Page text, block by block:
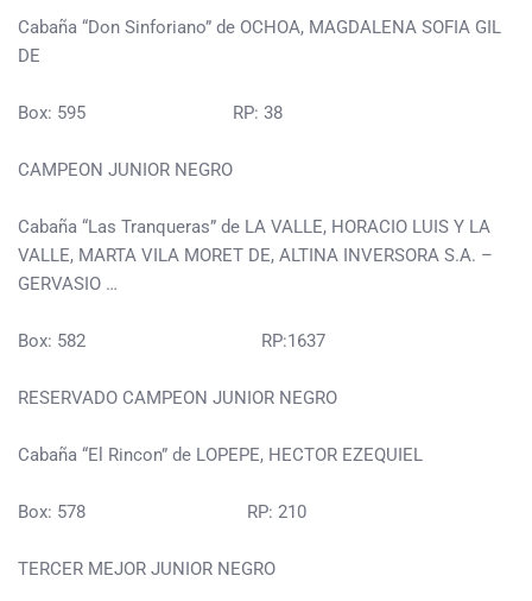
Cabaña “Don Sinforiano” de OCHOA, MAGDALENA SOFIA GIL
DE
Box: 595 RP: 38
CAMPEON JUNIOR NEGRO
Cabaña “Las Tranqueras” de LA VALLE, HORACIO LUIS Y LA
VALLE, MARTA VILA MORET DE, ALTINA INVERSORA S.A. –
GERVASIO …
Box: 582 RP:1637
RESERVADO CAMPEON JUNIOR NEGRO
Cabaña “El Rincon” de LOPEPE, HECTOR EZEQUIEL
Box: 578 RP: 210
TERCER MEJOR JUNIOR NEGRO